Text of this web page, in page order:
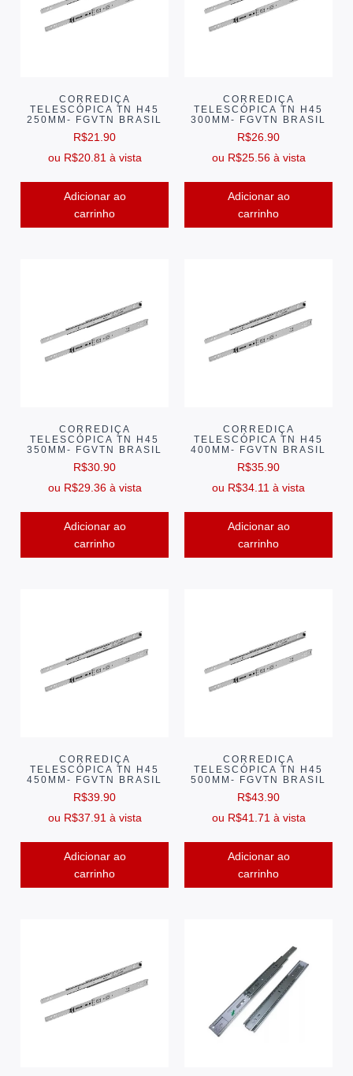
CORREDIÇA
TELESCÓPICA TN H45
250MM- FGVTN BRASIL
R$21.90
ou R$20.81 à vista
Adicionar ao
carrinho
CORREDIÇA
TELESCÓPICA TN H45
300MM- FGVTN BRASIL
R$26.90
ou R$25.56 à vista
Adicionar ao
carrinho
CORREDIÇA
TELESCÓPICA TN H45
350MM- FGVTN BRASIL
R$30.90
ou R$29.36 à vista
Adicionar ao
carrinho
CORREDIÇA
TELESCÓPICA TN H45
400MM- FGVTN BRASIL
R$35.90
ou R$34.11 à vista
Adicionar ao
carrinho
CORREDIÇA
TELESCÓPICA TN H45
450MM- FGVTN BRASIL
R$39.90
ou R$37.91 à vista
Adicionar ao
carrinho
CORREDIÇA
TELESCÓPICA TN H45
500MM- FGVTN BRASIL
R$43.90
ou R$41.71 à vista
Adicionar ao
carrinho